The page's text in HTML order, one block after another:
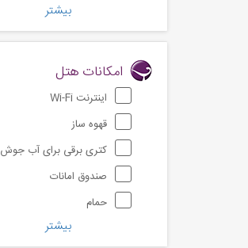
بیشتر
امکانات هتل
اینترنت Wi-Fi
قهوه ساز
کتری برقی برای آب جوش
صندوق امانات
حمام
بیشتر